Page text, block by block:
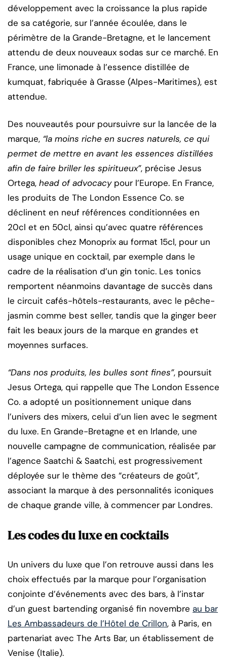
développement avec la croissance la plus rapide
de sa catégorie, sur l’année écoulée, dans le
périmètre de la Grande-Bretagne, et le lancement
attendu de deux nouveaux sodas sur ce marché. En
France, une limonade à l’essence distillée de
kumquat, fabriquée à Grasse (Alpes-Maritimes), est
attendue.
Des nouveautés pour poursuivre sur la lancée de la
marque, “la moins riche en sucres naturels, ce qui
permet de mettre en avant les essences distillées
afin de faire briller les spiritueux”, précise Jesus
Ortega, head of advocacy pour l’Europe. En France,
les produits de The London Essence Co. se
déclinent en neuf références conditionnées en
20cl et en 50cl, ainsi qu’avec quatre références
disponibles chez Monoprix au format 15cl, pour un
usage unique en cocktail, par exemple dans le
cadre de la réalisation d’un gin tonic. Les tonics
remportent néanmoins davantage de succès dans
le circuit cafés-hôtels-restaurants, avec le pêche-
jasmin comme best seller, tandis que la ginger beer
fait les beaux jours de la marque en grandes et
moyennes surfaces.
“Dans nos produits, les bulles sont fines”, poursuit
Jesus Ortega, qui rappelle que The London Essence
Co. a adopté un positionnement unique dans
l’univers des mixers, celui d’un lien avec le segment
du luxe. En Grande-Bretagne et en Irlande, une
nouvelle campagne de communication, réalisée par
l’agence Saatchi & Saatchi, est progressivement
déployée sur le thème des “créateurs de goût”,
associant la marque à des personnalités iconiques
de chaque grande ville, à commencer par Londres.
Les codes du luxe en cocktails
Un univers du luxe que l’on retrouve aussi dans les
choix effectués par la marque pour l’organisation
conjointe d’événements avec des bars, à l’instar
d’un guest bartending organisé fin novembre au bar
Les Ambassadeurs de l’Hôtel de Crillon, à Paris, en
partenariat avec The Arts Bar, un établissement de
Venise (Italie).